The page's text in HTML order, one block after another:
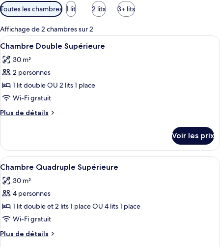
Filtres
disponibles
pour
les
chambres
Toutes les chambres 1 lit 2 lits 3+ lits
Affichage de 2 chambres sur 2
Afficher
toutes
les
photos
pour
ce
type
de
Chambre
Double
Supérieure
Une chambre d’hôtel avec un lit,
5
Chambre Double Supérieure
30 m²
2 personnes
1 lit double OU 2 lits 1 place
Wi-Fi gratuit
Plus de détails
Plus
le
type
de
Chambre
Double
Voir les prix
Afficher
toutes
les
photos
pour
ce
type
de
Une chambre d’hôtel avec deux lits,
6
Chambre Quadruple Supérieure
30 m²
4 personnes
1 lit double et 2 lits 1 place OU 4 lits 1 place
Wi-Fi gratuit
Plus de détails
Plus